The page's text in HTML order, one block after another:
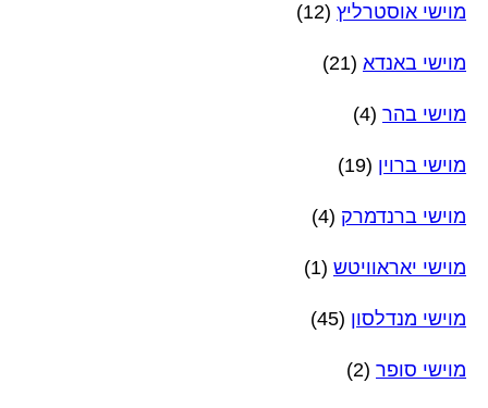
מוישי אוסטרליץ (12)
מוישי באנדא (21)
מוישי בהר (4)
מוישי ברוין (19)
מוישי ברנדמרק (4)
מוישי יאראוויטש (1)
מוישי מנדלסון (45)
מוישי סופר (2)